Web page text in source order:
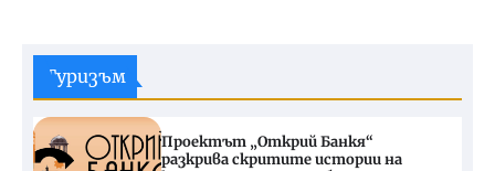
Туризъм
Проектът „Открий Банкя“
разкрива скритите истории на